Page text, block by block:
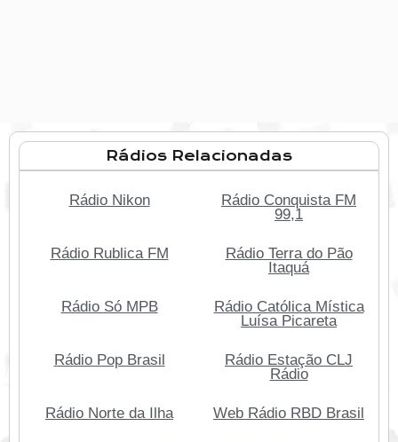
Rádios Relacionadas
Rádio Nikon
Rádio Conquista FM
99,1
Rádio Rublica FM
Rádio Terra do Pão
Itaquá
Rádio Só MPB
Rádio Católica Mística
Luísa Picareta
Rádio Pop Brasil
Rádio Estação CLJ
Rádio
Rádio Norte da Ilha Web Rádio RBD Brasil